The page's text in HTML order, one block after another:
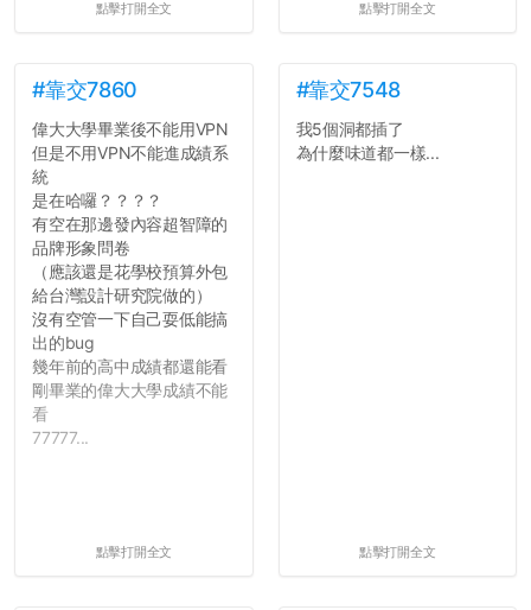
點擊打開全文 點擊打開全文
#靠交7860
偉大大學畢業後不能用VPN
但是不用VPN不能進成績系
統
是在哈囉？？？？
有空在那邊發內容超智障的
品牌形象問卷
（應該還是花學校預算外包
給台灣設計研究院做的）
沒有空管一下自己耍低能搞
出的bug
幾年前的高中成績都還能看
剛畢業的偉大大學成績不能
看
77777...
點擊打開全文
#靠交7548
我5個洞都插了
為什麼味道都一樣...
點擊打開全文